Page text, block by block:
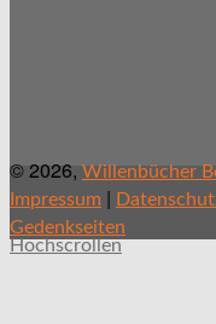
© 2026, Willenbücher
Impressum |
Gedenkseiten
Hochscrollen